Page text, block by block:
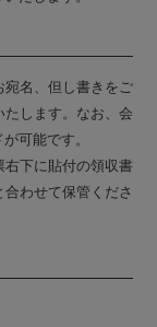
名、但し書きをご
します。なお、会
可能です。
下に貼付の領収書
わせて保管くださ